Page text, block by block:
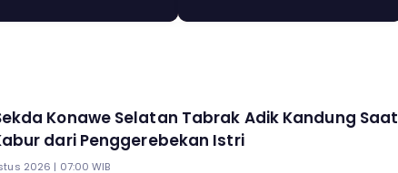
Konawe Selatan Tabrak Adik Kandung Saat
dari Penggerebekan Istri
2026 | 07:00 WIB